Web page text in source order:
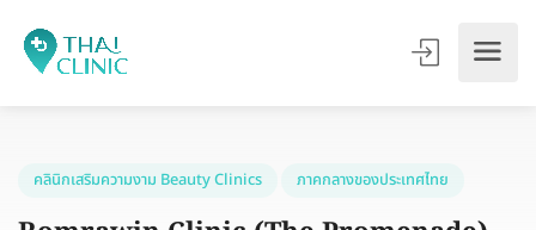
คลินิกเสริมความงาม Beauty Clinics